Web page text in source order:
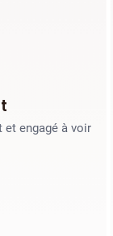
et engagé à voir